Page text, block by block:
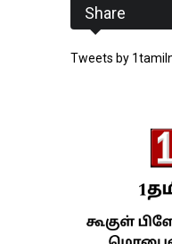
Share
Tweets by